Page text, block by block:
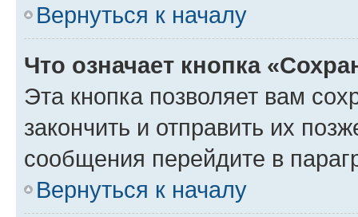
Вернуться к началу
Что означает кнопка
Эта кнопка позволяет вам
закончить и отправить их
сообщения перейдите в
Вернуться к началу